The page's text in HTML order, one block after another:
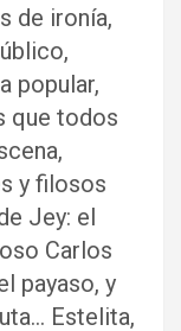
de ironía,
popular,
que todos
y filosos
Jey: el
Carlos
payaso, y
Estelita,